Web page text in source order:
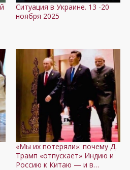
Ситуация в Украине. 13 -20
ноября 2025
«Мы их потеряли»: почему Д.
Трамп «отпускает» Индию и
Россию к Китаю — и в…